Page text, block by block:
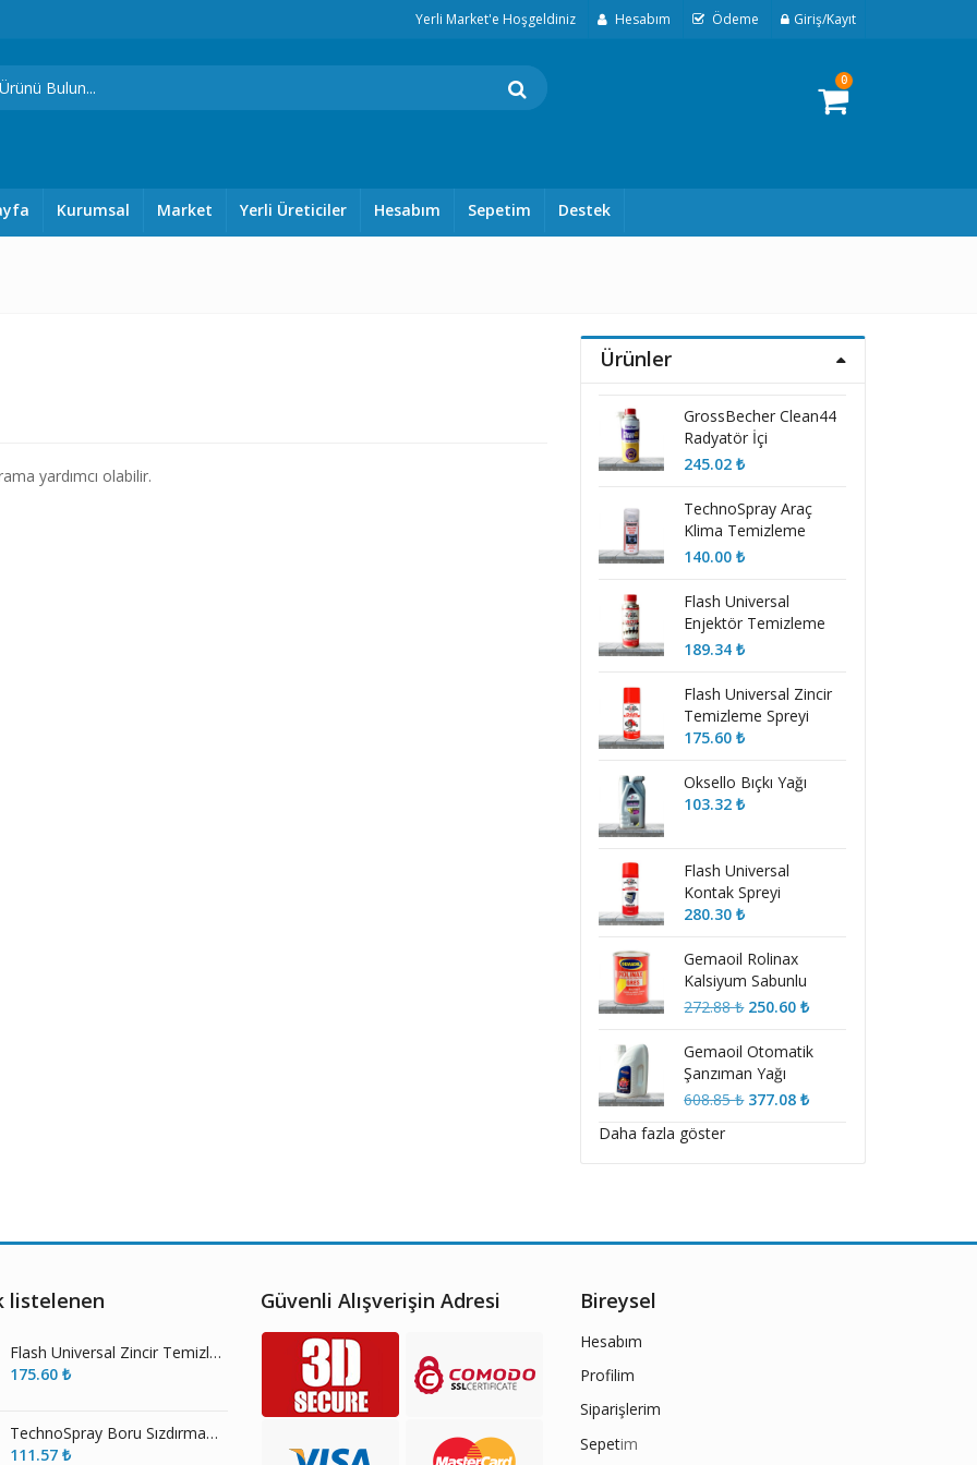
Yerli Market'e Hoşgeldiniz Hesabım Ödeme Giriş/Kayıt
0
Kurumsal Market Yerli Üreticiler Hesabım Sepetim Destek
yardımcı olabilir.
Ürünler
GrossBecher Clean44
Radyatör İçi
Temizleme
245.02₺
TechnoSpray Araç
Klima Temizleme
Köpüğü
140.00₺
Flash Universal
Enjektör Temizleme
Katkısı
189.34₺
Flash Universal Zincir
Temizleme Spreyi
175.60₺
Oksello Bıçkı Yağı
103.32₺
Flash Universal
Kontak Spreyi
280.30₺
Gemaoil Rolinax
Kalsiyum Sabunlu
Kırmızı Gres Nlgi No 3
272.88₺ Orijinal
272.88 ₺.
250.60₺Şu
fiyat:
Gemaoil Otomatik
Şanzıman Yağı
Dexron VI
608.85₺ Orijinal
377.08₺Şu
Daha fazla göster
listelenen
Flash Universal Zincir Temizleme Spreyi
175.60 ₺
TechnoSpray Boru Sızdırmazlık Contası
111.57 ₺
Güvenli Alışverişin Adresi Bireysel
Hesabım
Profilim
Siparişlerim
Sepetim